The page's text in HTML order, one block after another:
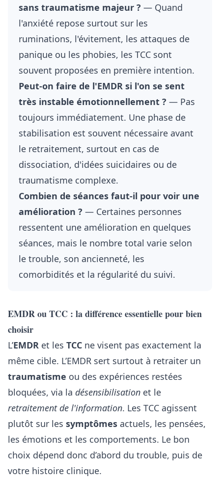
sans traumatisme majeur ? — Quand
l'anxiété repose surtout sur les
ruminations, l'évitement, les attaques de
panique ou les phobies, les TCC sont
souvent proposées en première intention.
Peut-on faire de l'EMDR si l'on se sent
très instable émotionnellement ? — Pas
toujours immédiatement. Une phase de
stabilisation est souvent nécessaire avant
le retraitement, surtout en cas de
dissociation, d'idées suicidaires ou de
traumatisme complexe.
Combien de séances faut-il pour voir une
amélioration ? — Certaines personnes
ressentent une amélioration en quelques
séances, mais le nombre total varie selon
le trouble, son ancienneté, les
comorbidités et la régularité du suivi.
EMDR ou TCC : la différence essentielle pour bien
choisir
L’EMDR et les TCC ne visent pas exactement la
même cible. L’EMDR sert surtout à retraiter un
traumatisme ou des expériences restées
bloquées, via la désensibilisation et le
retraitement de l'information. Les TCC agissent
plutôt sur les symptômes actuels, les pensées,
les émotions et les comportements. Le bon
choix dépend donc d’abord du trouble, puis de
votre histoire clinique.